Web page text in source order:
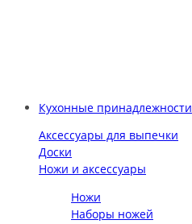
Кухонные принадлежности
Аксессуары для выпечки
Доски
Ножи и аксессуары
Ножи
Наборы ножей